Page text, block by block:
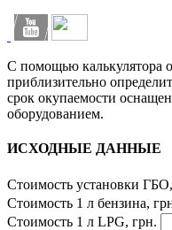
С помощью калькулятора
приблизительно
срок окупаемости
оборудованием.
ИСХОДНЫЕ ДАННЫЕ
Стоимость установки
Стоимость 1 л бензина,
Стоимость 1 л LPG, грн.